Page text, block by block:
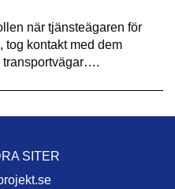
när tjänsteägaren för
tog kontakt med dem
transportvägar….
SITER